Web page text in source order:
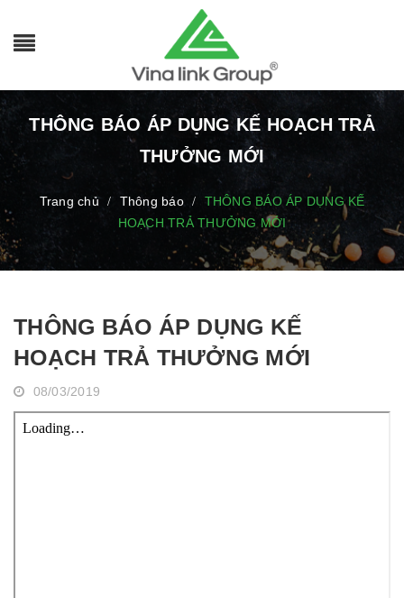
THÔNG BÁO ÁP DỤNG KẾ HOẠCH TRẢ
THƯỞNG MỚI
Trang chủ / Thông báo /
THÔNG BÁO ÁP DỤNG KẾ
HOẠCH TRẢ THƯỞNG MỚI
THÔNG BÁO ÁP DỤNG KẾ
HOẠCH TRẢ THƯỞNG MỚI
08/03/2019